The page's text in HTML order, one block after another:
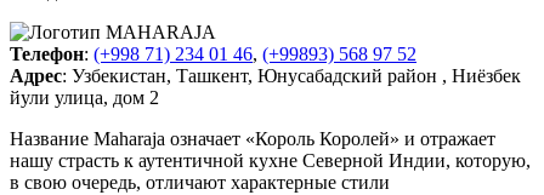
Телефон: (+998 71) 234 01 46, (+99893) 568 97 52
Адрес: Узбекистан, Ташкент, Юнусабадский район , Ниёзбек
йули улица, дом 2
Название Maharaja означает «Король Королей» и отражает
нашу страсть к аутентичной кухне Северной Индии, которую,
в свою очередь, отличают характерные стили